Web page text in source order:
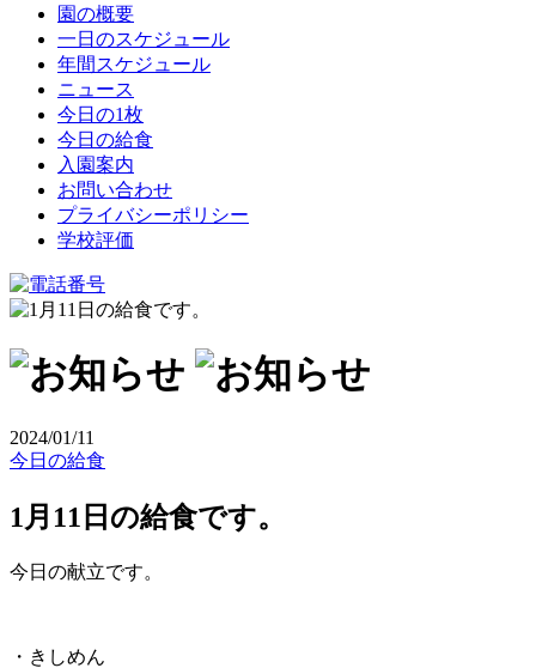
園の概要
一日のスケジュール
年間スケジュール
ニュース
今日の1枚
今日の給食
入園案内
お問い合わせ
プライバシーポリシー
学校評価
2024/01/11
今日の給食
1月11日の給食です。
今日の献立です。
・きしめん